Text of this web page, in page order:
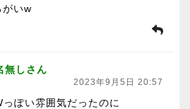
がいw
無しさん
2023年9月5日 20:57
ぽい雰囲気だったのに